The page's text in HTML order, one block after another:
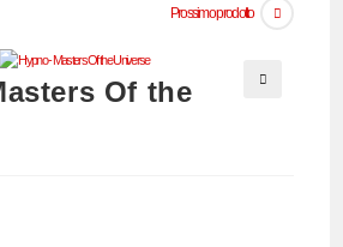
Prossimo prodotto
Of the